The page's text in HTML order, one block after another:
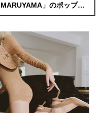
MARUYAMA」のポップア
ップイベント「銀座三越 丸
催。